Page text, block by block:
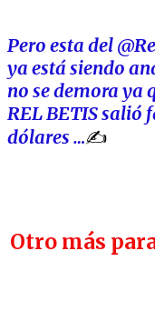
Pero esta del
ya está siendo
no se demora ya
REL BETIS salió
dólares …✍️
Otro más